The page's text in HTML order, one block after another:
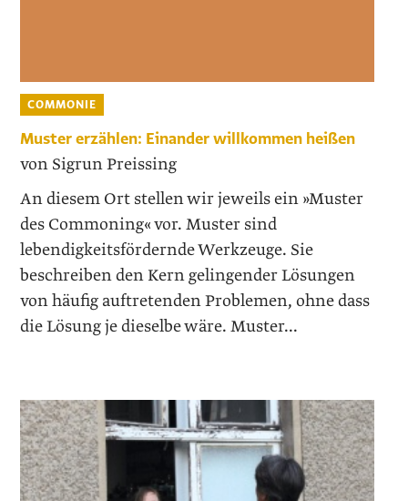
COMMONIE
Muster erzählen: Einander ­willkommen heißen
von Sigrun Preissing
An diesem Ort stellen wir jeweils ein »Muster
des Commoning« vor. Muster sind
lebendigkeitsfördernde Werkzeuge. Sie
beschreiben den Kern gelingender Lösungen
von häufig auftretenden Problemen, ohne dass
die Lösung je dieselbe wäre. Muster...